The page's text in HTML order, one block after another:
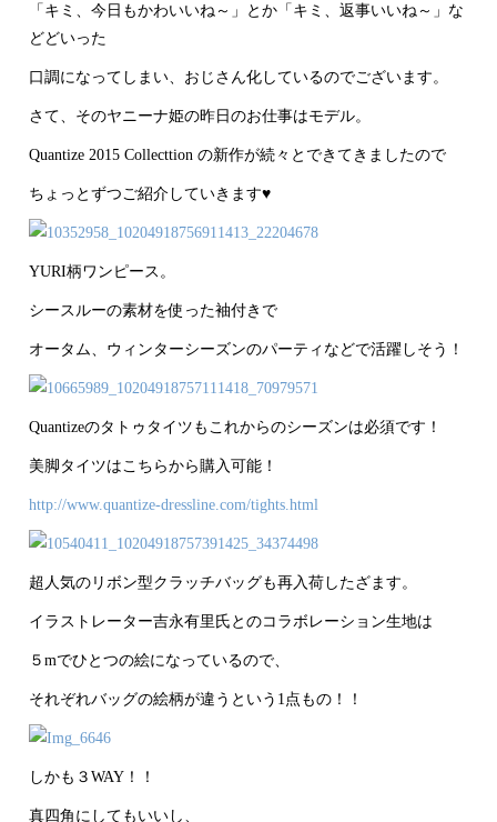
「キミ、今日もかわいいね～」とか「キミ、返事いいね～」な
どどいった
口調になってしまい、おじさん化しているのでございます。
さて、そのヤニーナ姫の昨日のお仕事はモデル。
Quantize 2015 Collecttion の新作が続々とできてきましたので
ちょっとずつご紹介していきます♥
YURI柄ワンピース。
シースルーの素材を使った袖付きで
オータム、ウィンターシーズンのパーティなどで活躍しそう！
Quantizeのタトゥタイツもこれからのシーズンは必須です！
美脚タイツはこちらから購入可能！
http://www.quantize-dressline.com/tights.html
超人気のリボン型クラッチバッグも再入荷したざます。
イラストレーター吉永有里氏とのコラボレーション生地は
５mでひとつの絵になっているので、
それぞれバッグの絵柄が違うという1点もの！！
しかも３WAY！！
真四角にしてもいいし、